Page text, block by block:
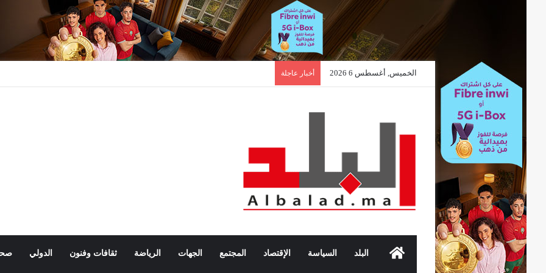
الخميس, أغسطس 6 2026 أخبار عاجلة
الرئيسيةالبلد السياسة الإقتصاد المجتمع الجهات الرياضة ثقافات وفنون الدولي